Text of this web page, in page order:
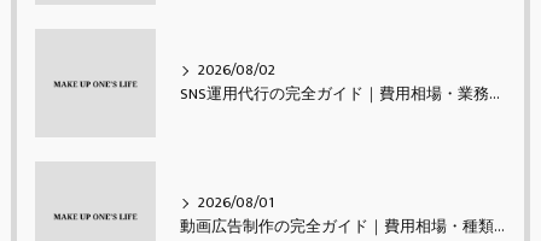
2026/08/02
SNS運用代行の完全ガイド｜費用相場・業務内容・会社の選び方【2026年最新】
2026/08/01
動画広告制作の完全ガイド｜費用相場・種類・進め方・成果を出すコツ【2026年最新】